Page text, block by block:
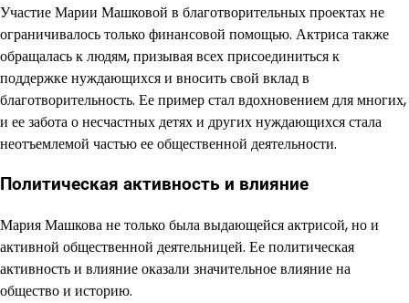
Участие Марии Машковой в благотворительных проектах не
ограничивалось только финансовой помощью. Актриса также
обращалась к людям, призывая всех присоединиться к
поддержке нуждающихся и вносить свой вклад в
благотворительность. Ее пример стал вдохновением для многих,
и ее забота о несчастных детях и других нуждающихся стала
неотъемлемой частью ее общественной деятельности.
Политическая активность и влияние
Мария Машкова не только была выдающейся актрисой, но и
активной общественной деятельницей. Ее политическая
активность и влияние оказали значительное влияние на
общество и историю.